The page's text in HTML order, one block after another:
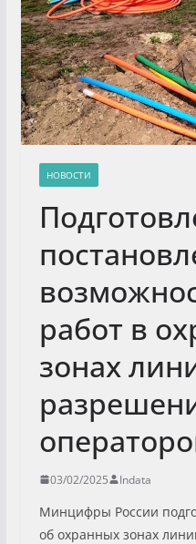
НОВОСТИ
работ в
зонах
03/02/2025 Indata
Минцифры России
об охранных зонах